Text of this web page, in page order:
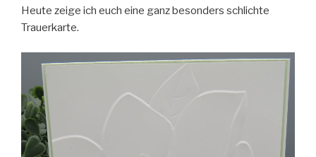
Heute zeige ich euch eine ganz besonders schlichte
Trauerkarte.